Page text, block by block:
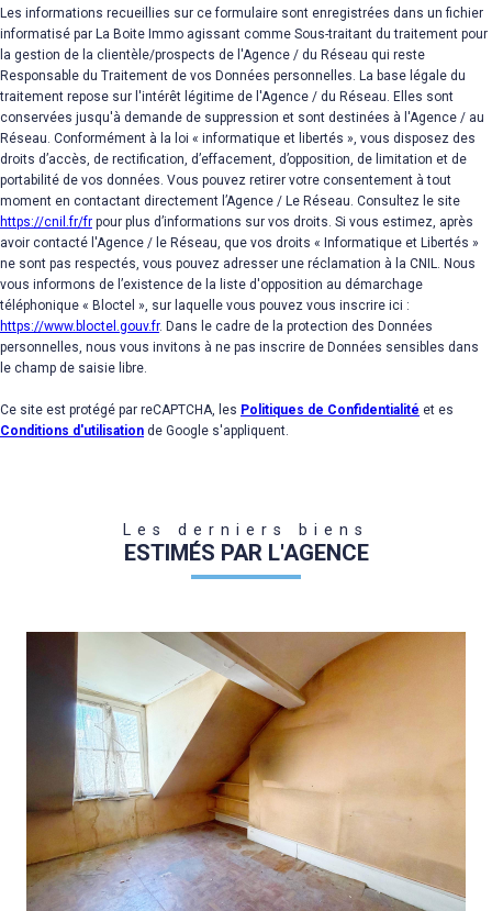
Les informations recueillies sur ce formulaire sont enregistrées dans un fichier
informatisé par La Boite Immo agissant comme Sous-traitant du traitement pour
la gestion de la clientèle/prospects de l'Agence / du Réseau qui reste
Responsable du Traitement de vos Données personnelles. La base légale du
traitement repose sur l'intérêt légitime de l'Agence / du Réseau. Elles sont
conservées jusqu'à demande de suppression et sont destinées à l'Agence / au
Réseau. Conformément à la loi « informatique et libertés », vous disposez des
droits d’accès, de rectification, d’effacement, d’opposition, de limitation et de
portabilité de vos données. Vous pouvez retirer votre consentement à tout
moment en contactant directement l’Agence / Le Réseau. Consultez le site
https://cnil.fr/fr pour plus d’informations sur vos droits. Si vous estimez, après
avoir contacté l'Agence / le Réseau, que vos droits « Informatique et Libertés »
ne sont pas respectés, vous pouvez adresser une réclamation à la CNIL. Nous
vous informons de l’existence de la liste d'opposition au démarchage
téléphonique « Bloctel », sur laquelle vous pouvez vous inscrire ici :
https://www.bloctel.gouv.fr. Dans le cadre de la protection des Données
personnelles, nous vous invitons à ne pas inscrire de Données sensibles dans
le champ de saisie libre.
Ce site est protégé par reCAPTCHA, les Politiques de Confidentialité et es
Conditions d'utilisation de Google s'appliquent.
Les derniers biens
ESTIMÉS PAR L'AGENCE
VOIR LE BIEN